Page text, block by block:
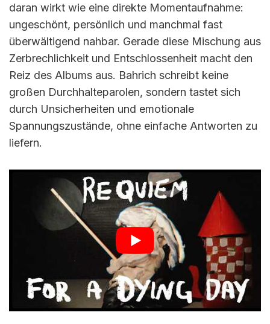
daran wirkt wie eine direkte Momentaufnahme:
ungeschönt, persönlich und manchmal fast
überwältigend nahbar. Gerade diese Mischung aus
Zerbrechlichkeit und Entschlossenheit macht den
Reiz des Albums aus. Bahrich schreibt keine
großen Durchhalteparolen, sondern tastet sich
durch Unsicherheiten und emotionale
Spannungszustände, ohne einfache Antworten zu
liefern.